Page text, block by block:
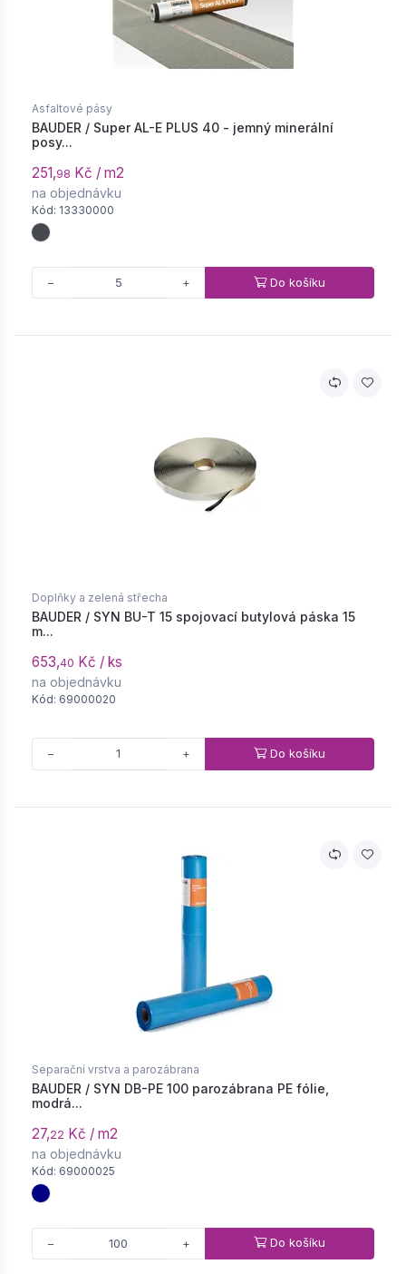
Asfaltové pásy
BAUDER / Super AL-E PLUS 40 - jemný minerální
posy...
251,98 Kč / m2
na objednávku
Kód: 13330000
− + Do košíku
Doplňky a zelená střecha
BAUDER / SYN BU-T 15 spojovací butylová páska 15
m...
653,40 Kč / ks
na objednávku
Kód: 69000020
− + Do košíku
Separační vrstva a parozábrana
BAUDER / SYN DB-PE 100 parozábrana PE fólie,
modrá...
27,22 Kč / m2
na objednávku
Kód: 69000025
− + Do košíku